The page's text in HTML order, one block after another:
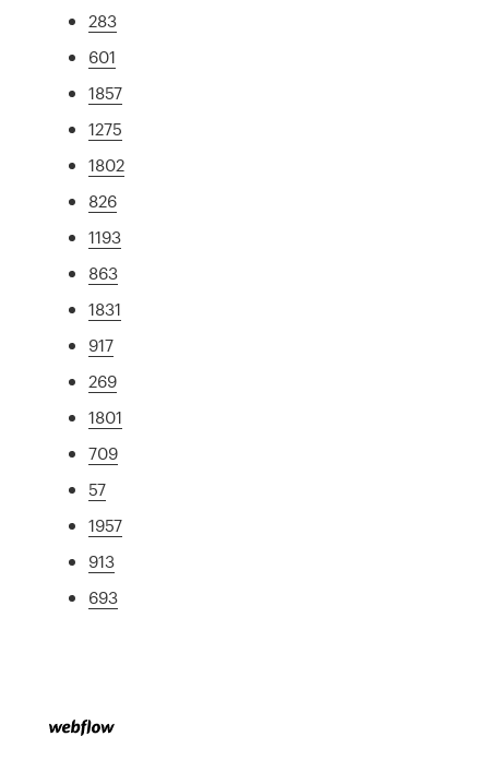
283
601
1857
1275
1802
826
1193
863
1831
917
269
1801
709
57
1957
913
693